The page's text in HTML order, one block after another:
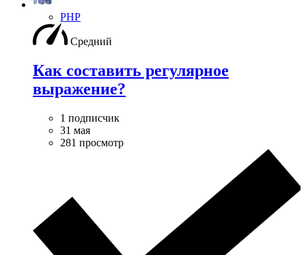
PHP
Средний
Как составить регулярное
выражение?
1 подписчик
31 мая
281 просмотр